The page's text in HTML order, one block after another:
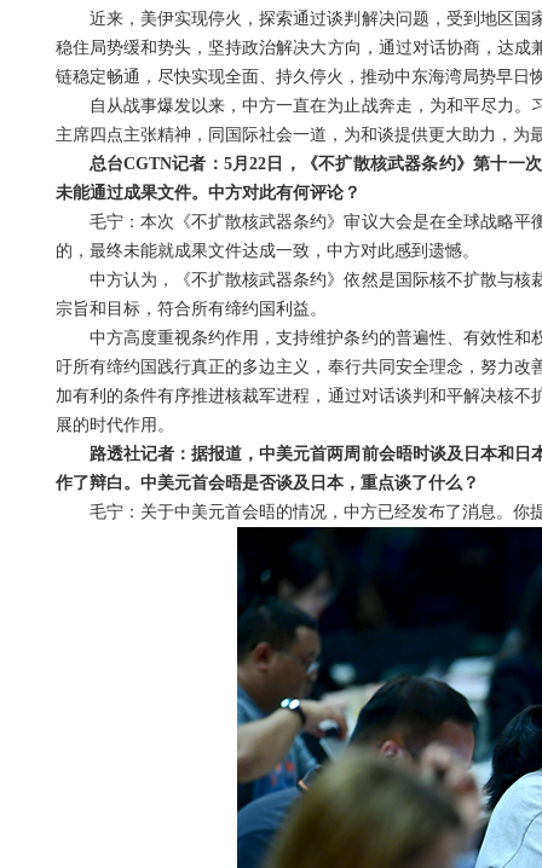
近来，美伊实现停火，探索通过谈判解决问题，受到地区
稳住局势缓和势头，坚持政治解决大方向，通过对话协商，达
链稳定畅通，尽快实现全面、持久停火，推动中东海湾局势早日
自从战事爆发以来，中方一直在为止战奔走，为和平尽力
主席四点主张精神，同国际社会一道，为和谈提供更大助力，为
总台CGTN记者：5月22日，《不扩散核武器条约》第十一
未能通过成果文件。中方对此有何评论？
毛宁：本次《不扩散核武器条约》审议大会是在全球战略
的，最终未能就成果文件达成一致，中方对此感到遗憾。
中方认为，《不扩散核武器条约》依然是国际核不扩散与
宗旨和目标，符合所有缔约国利益。
中方高度重视条约作用，支持维护条约的普遍性、有效性
吁所有缔约国践行真正的多边主义，奉行共同安全理念，努力
加有利的条件有序推进核裁军进程，通过对话谈判和平解决核
展的时代作用。
路透社记者：据报道，中美元首两周前会晤时谈及日本和
作了辩白。中美元首会晤是否谈及日本，重点谈了什么？
毛宁：关于中美元首会晤的情况，中方已经发布了消息。